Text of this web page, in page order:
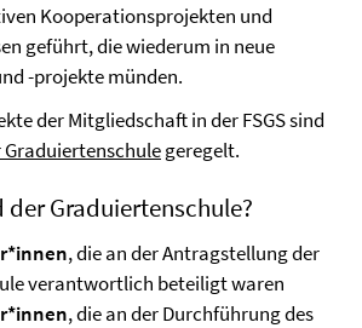
Kooperationsprojekten und
geführt, die wiederum in neue
-projekte münden.
der Mitgliedschaft in der FSGS sind
Graduiertenschulegeregelt.
Graduiertenschule?
, die an der Antragstellung der
verantwortlich beteiligt waren
, die an der Durchführung des